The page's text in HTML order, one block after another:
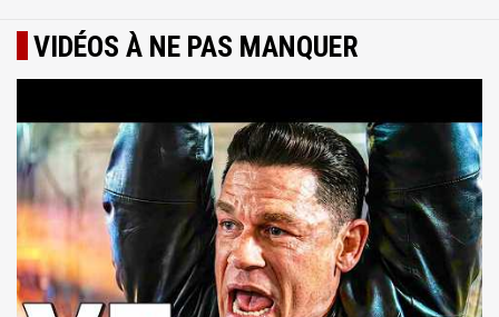
VIDÉOS À NE PAS MANQUER